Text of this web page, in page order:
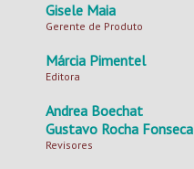
Gisele Maia
Gerente de Produto
Márcia Pimentel
Editora
Andrea Boechat
Gustavo Rocha Fonseca
Revisores